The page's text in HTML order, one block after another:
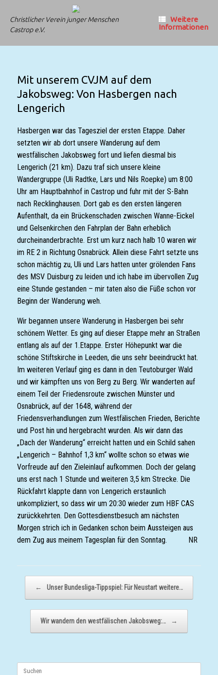
springenChristlicher Verein junger Menschen
Castrop e.V.
Weitere
Informationen
Mit unserem CVJM auf dem
Jakobsweg: Von Hasbergen nach
Lengerich
Hasbergen war das Tagesziel der ersten Etappe. Daher
setzten wir ab dort unsere Wanderung auf dem
westfälischen Jakobsweg fort und liefen diesmal bis
Lengerich (21 km). Dazu traf sich unsere kleine
Wandergruppe (Uli Radtke, Lars und Nils Roepke) um 8:00
Uhr am Hauptbahnhof in Castrop und fuhr mit der S-Bahn
nach Recklinghausen. Dort gab es den ersten längeren
Aufenthalt, da ein Brückenschaden zwischen Wanne-Eickel
und Gelsenkirchen den Fahrplan der Bahn erheblich
durcheinanderbrachte. Erst um kurz nach halb 10 waren wir
im RE 2 in Richtung Osnabrück. Allein diese Fahrt setzte uns
schon mächtig zu, Uli und Lars hatten unter grölenden Fans
des MSV Duisburg zu leiden und ich habe im übervollen Zug
eine Stunde gestanden – mir taten also die Füße schon vor
Beginn der Wanderung weh.
Wir begannen unsere Wanderung in Hasbergen bei sehr
schönem Wetter. Es ging auf dieser Etappe mehr an Straßen
entlang als auf der 1.Etappe. Erster Höhepunkt war die
schöne Stiftskirche in Leeden, die uns sehr beeindruckt hat.
Im weiteren Verlauf ging es dann in den Teutoburger Wald
und wir kämpften uns von Berg zu Berg. Wir wanderten auf
einem Teil der Friedensroute zwischen Münster und
Osnabrück, auf der 1648, während der
Friedensverhandlungen zum Westfälischen Frieden, Berichte
und Post hin und hergebracht wurden. Als wir dann das
„Dach der Wanderung“ erreicht hatten und ein Schild sahen
„Lengerich – Bahnhof 1,3 km“ wollte schon so etwas wie
Vorfreude auf den Zieleinlauf aufkommen. Doch der gelang
uns erst nach 1 Stunde und weiteren 3,5 km Strecke. Die
Rückfahrt klappte dann von Lengerich erstaunlich
unkompliziert, so dass wir um 20:30 wieder zum HBF CAS
zurückkehrten. Den Gottesdienstbesuch am nächsten
Morgen strich ich in Gedanken schon beim Aussteigen aus
dem Zug aus meinem Tagesplan für den Sonntag. NR
← Unser Bundesliga-Tippspiel: Für Neustart weitere…
Wir wandern den westfälischen Jakobsweg:… →
Suchen